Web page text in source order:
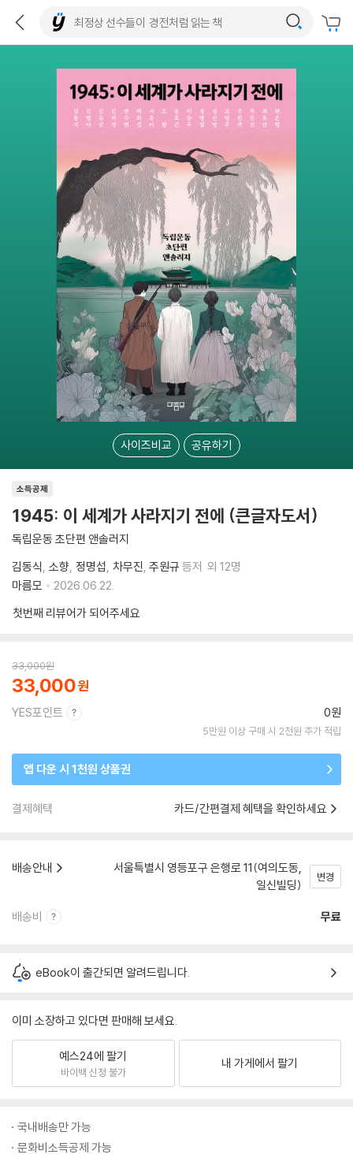
사이즈비교 공유하기
소득공제
1945: 이 세계가 사라지기 전에 (큰글자도서)
독립운동 초단편 앤솔러지
김동식 소향 정명섭 차무진 주원규 등저 외 12명
마름모
2026.06.22.
첫번째 리뷰어가 되어주세요
33,000원
33,000
YES포인트 0원
5만원 이상 구매 시 2천원 추가 적립
앱 다운 시 1천원 상품권
결제혜택 카드/간편결제 혜택을 확인하세요
배송안내
서울특별시 영등포구 은행로 11(여의도동,
일신빌딩)
변경
배송비 무료
eBook이 출간되면 알려드립니다.
이미 소장하고 있다면 판매해 보세요.
예스24에 팔기
바이백 신청 불가
내 가게에서 팔기
국내배송만 가능
문화비소득공제 가능